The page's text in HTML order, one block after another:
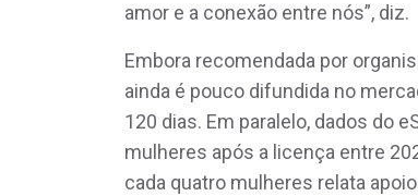
amor e a conexão entre nós”, diz.
Embora recomendada por
ainda é pouco difundida no
120 dias. Em paralelo, dados do
mulheres após a licença entre
cada quatro mulheres relata